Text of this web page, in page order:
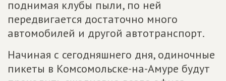
поднимая клубы пыли, по ней
передвигается достаточно много
автомобилей и другой автотранспорт.
Начиная с сегодняшнего дня, одиночные
пикеты в Комсомольске-на-Амуре будут